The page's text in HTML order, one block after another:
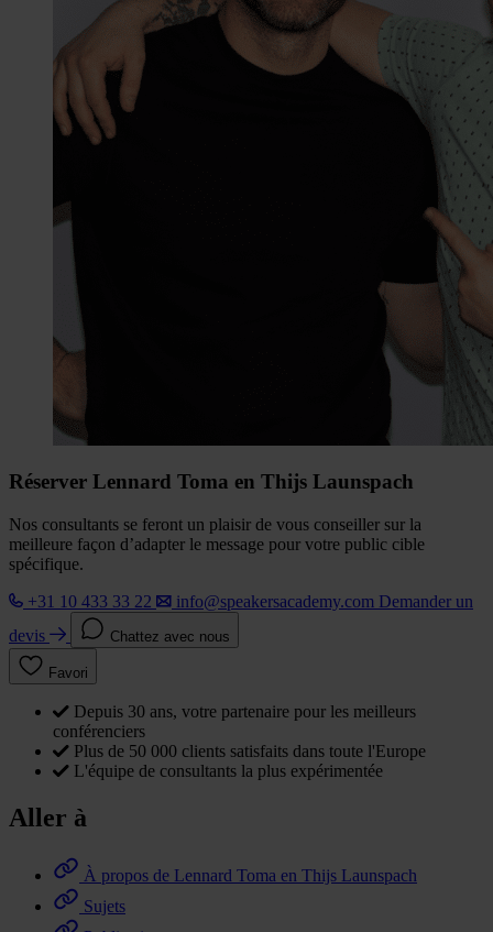
Réserver Lennard Toma en Thijs Launspach
Nos consultants se feront un plaisir de vous conseiller sur la
meilleure façon d’adapter le message pour votre public cible
spécifique.
+31 10 433 33 22
info@speakersacademy.com Demander un
devis
Chattez avec nous
Favori
Depuis 30 ans, votre partenaire pour les meilleurs
conférenciers
Plus de 50 000 clients satisfaits dans toute l'Europe
L'équipe de consultants la plus expérimentée
Aller à
À propos de Lennard Toma en Thijs Launspach
Sujets